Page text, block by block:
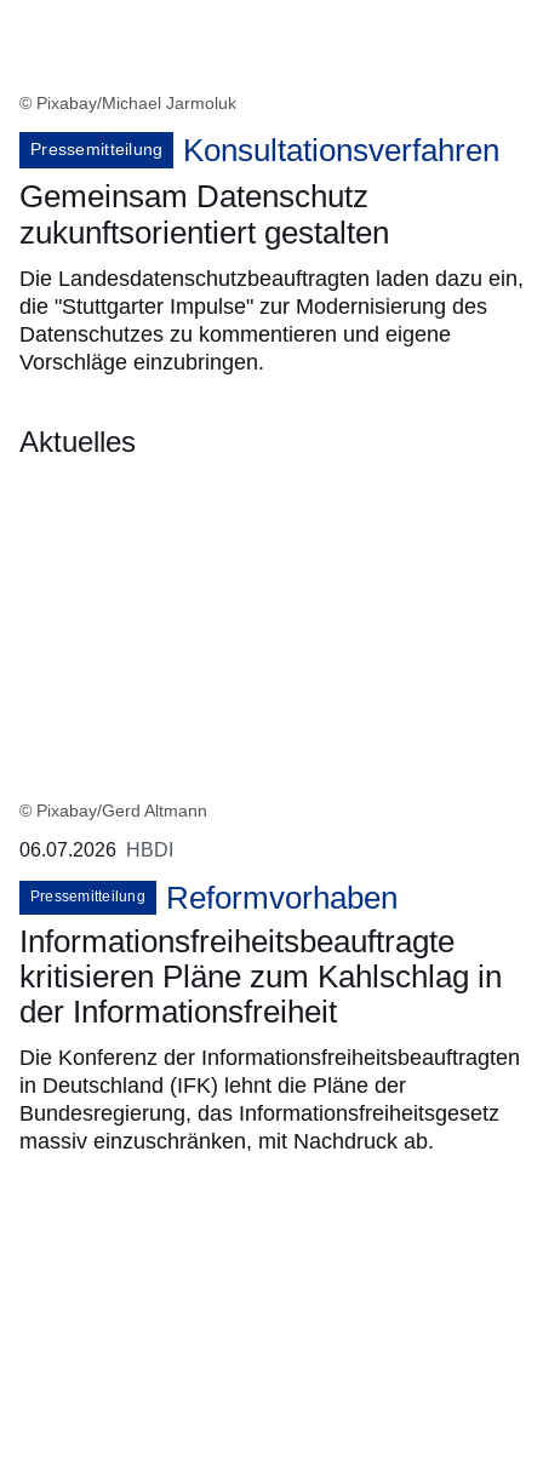
© Pixabay/Michael Jarmoluk
Pressemitteilung
Konsultationsverfahren
Gemeinsam Datenschutz
zukunftsorientiert gestalten
Die Landesdatenschutzbeauftragten laden dazu ein,
die "Stuttgarter Impulse" zur Modernisierung des
Datenschutzes zu kommentieren und eigene
Vorschläge einzubringen.
Aktuelles
© Pixabay/Gerd Altmann
06.07.2026 HBDI
Pressemitteilung
Reformvorhaben
Informationsfreiheitsbeauftragte
kritisieren Pläne zum Kahlschlag in
der Informationsfreiheit
Die Konferenz der Informationsfreiheitsbeauftragten
in Deutschland (IFK) lehnt die Pläne der
Bundesregierung, das Informationsfreiheitsgesetz
massiv einzuschränken, mit Nachdruck ab.